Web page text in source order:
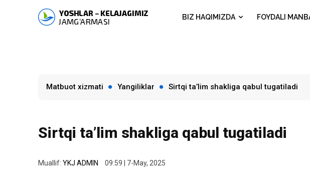
BIZ HAQIMIZDA FOYDALI
Matbuot xizmati Yangiliklar Sirtqi ta’lim shakliga qabul tugatiladi
Sirtqi ta’lim shakliga qabul tugatiladi
Muallif: YKJ ADMIN 09:59 | 7-May, 2025